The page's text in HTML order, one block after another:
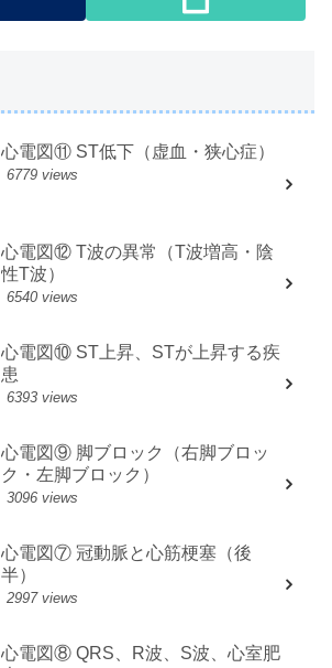
心電図⑪ ST低下（虚血・狭心症）
6779 views
心電図⑫ T波の異常（T波増高・陰
性T波）
6540 views
心電図⑩ ST上昇、STが上昇する疾
患
6393 views
心電図⑨ 脚ブロック（右脚ブロッ
ク・左脚ブロック）
3096 views
心電図⑦ 冠動脈と心筋梗塞（後
半）
2997 views
心電図⑧ QRS、R波、S波、心室肥